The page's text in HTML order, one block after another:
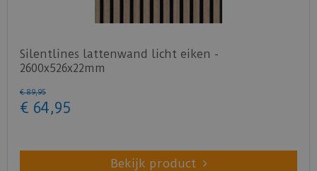
Silentlines lattenwand licht eiken -
2600x526x22mm
€ 89,95
€ 64,95
Bekijk product